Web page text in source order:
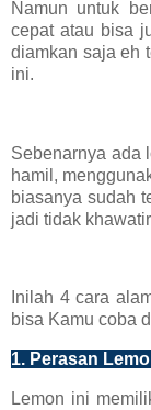
Namun untuk
cepat atau bisa
diamkan saja eh
ini.
Sebenarnya ada
hamil,
biasanya sudah
jadi tidak
Inilah 4 cara
bisa Kamu coba
1. Perasan
Lemon ini